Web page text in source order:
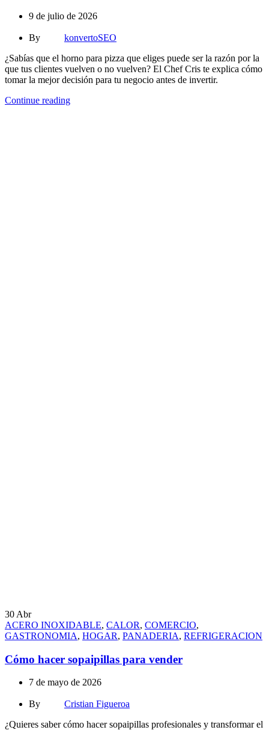
9 de julio de 2026
By
konvertoSEO
¿Sabías que el horno para pizza que eliges puede ser la razón por la
que tus clientes vuelven o no vuelven? El Chef Cris te explica cómo
tomar la mejor decisión para tu negocio antes de invertir.
Continue reading
30 Abr
ACERO INOXIDABLE, CALOR, COMERCIO,
GASTRONOMIA, HOGAR, PANADERIA, REFRIGERACION
Cómo hacer sopaipillas para vender
7 de mayo de 2026
By
Cristian Figueroa
¿Quieres saber cómo hacer sopaipillas profesionales y transformar el